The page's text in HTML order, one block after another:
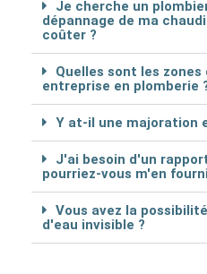
Je cherche un
dépannage de ma
coûter ?
Quelles sont les
entreprise en plomberie
Y at-il une majoration
J'ai besoin d'un
pourriez-vous m'en
Vous avez la
d'eau invisible ?